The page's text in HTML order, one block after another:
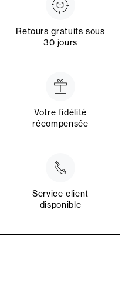
Retours gratuits sous
30 jours
Votre fidélité
récompensée
Service client
disponible